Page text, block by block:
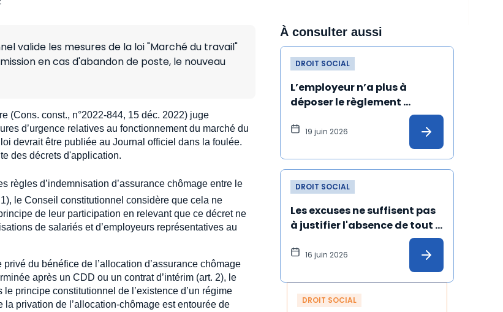
valide les mesures de la loi "Marché du travail"
en cas d'abandon de poste, le nouveau
(Cons. const., n°2022-844, 15 déc. 2022) juge
d’urgence relatives au fonctionnement du marché du
devrait être publiée au Journal officiel dans la foulée.
des décrets d'application.
règles d’indemnisation d’assurance chômage entre le
le Conseil constitutionnel considère que cela ne
de leur participation en relevant que ce décret ne
de salariés et d’employeurs représentatives au
du bénéfice de l’allocation d’assurance chômage
après un CDD ou un contrat d’intérim (art. 2), le
principe constitutionnel de l’existence d’un régime
privation de l’allocation-chômage est entourée de
À consulter aussi
DROIT SOCIAL
L’employeur n’a plus à
déposer le règlement
intérieur au greffe du conseil
de prud’hommes
19 juin 2026
DROIT SOCIAL
Les excuses ne suffisent pas
à justifier l'absence de tout
16 juin 2026
DROIT SOCIAL